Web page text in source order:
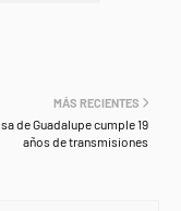
MÁS RECIENTES
de Guadalupe cumple 19
años de transmisiones